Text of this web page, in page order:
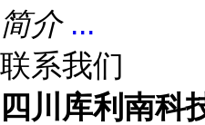
简介 ...
联系我们
四川库利南科